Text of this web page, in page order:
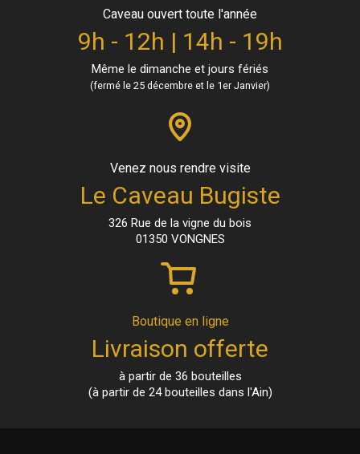
Caveau ouvert toute l'année
9h - 12h | 14h - 19h
Même le dimanche et jours fériés
(fermé le 25 décembre et le 1er Janvier)
Venez nous rendre visite
Le Caveau Bugiste
326 Rue de la vigne du bois
01350 VONGNES
Boutique en ligne
Livraison offerte
à partir de 36 bouteilles
(à partir de 24 bouteilles dans l'Ain)